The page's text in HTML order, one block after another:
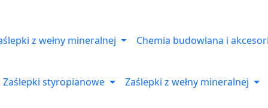
z wełny mineralnej Chemia budowlana i
Zaślepki styropianowe Zaślepki z wełny mineralnej